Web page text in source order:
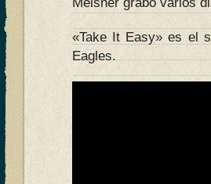
«Take It Easy» es el
Eagles.